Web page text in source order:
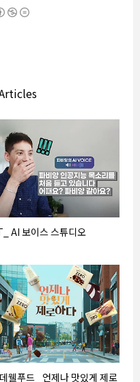
AI 보이스 스튜디오
웰푸드_ 언제나 맛있게 제로